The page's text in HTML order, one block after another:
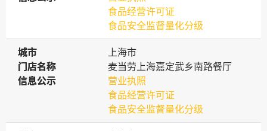
食品经营许可证
食品安全监督量化分级
城市
城市
上海市
门店名称
门店名称
麦当劳上海嘉定武乡南路餐厅
信息公示
信息公示
营业执照
食品经营许可证
食品安全监督量化分级